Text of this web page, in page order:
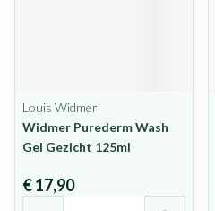
Louis Widmer
Widmer Purederm Wash
Gel Gezicht 125ml
€ 17,90